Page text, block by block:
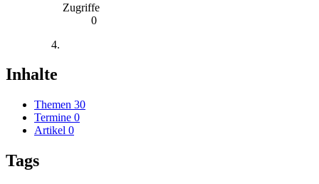
Zugriffe
0
Inhalte
Themen 30
Termine 0
Artikel 0
Tags